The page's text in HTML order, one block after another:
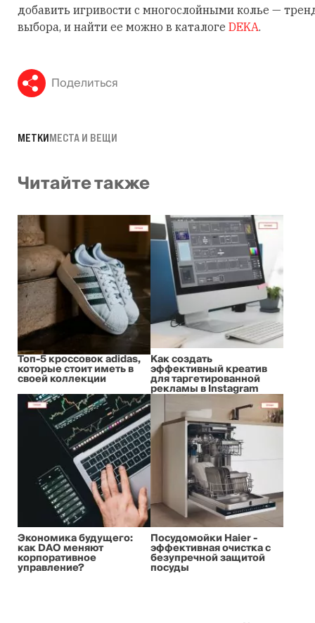
добавить игривости с многослойными колье —
выбора, и найти ее можно в каталоге DEKA.
Поделиться
МЕТКИМЕСТА И ВЕЩИ
Читайте также
Топ-5 кроссовок adidas,
которые стоит иметь в
своей коллекции
Как создать
эффективный креатив
для таргетированной
рекламы в Instagram
Экономика будущего:
как DAO меняют
корпоративное
управление?
Посудомойки Haier -
эффективная очистка с
безупречной защитой
посуды